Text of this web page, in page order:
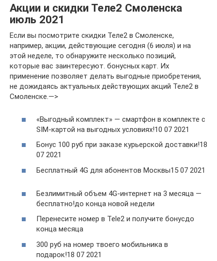
Акции и скидки Теле2 Смоленска
июль 2021
Если вы посмотрите скидки Теле2 в Смоленске,
например, акции, действующие сегодня (6 июля) и на
этой неделе, то обнаружите несколько позиций,
которые вас заинтересуют. бонусных карт. Их
применение позволяет делать выгодные приобретения,
не дожидаясь актуальных действующих акций Теле2 в
Смоленске.—>
«Выгодный комплект» — смартфон в комплекте с
SIM-картой на выгодных условиях!10 07 2021
Бонус 100 руб при заказе курьерской доставки!18
07 2021
Бесплатный 4G для абонентов Москвы15 07 2021
Безлимитный объем 4G-интернет на 3 месяца —
бесплатно!до конца новой недели
Перенесите номер в Tele2 и получите бонусдо
конца месяца
300 руб на номер твоего мобильника в
подарок!18 07 2021